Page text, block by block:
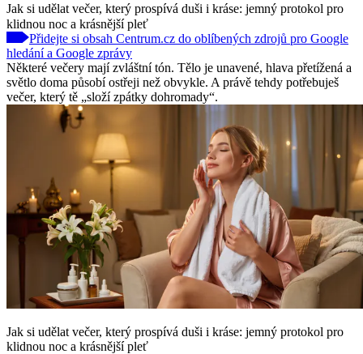
Jak si udělat večer, který prospívá duši i kráse: jemný protokol pro
klidnou noc a krásnější pleť
Přidejte si obsah Centrum.cz do oblíbených zdrojů pro Google
hledání a Google zprávy
Některé večery mají zvláštní tón. Tělo je unavené, hlava přetížená a
světlo doma působí ostřeji než obvykle. A právě tehdy potřebuješ
večer, který tě „složí zpátky dohromady“.
Jak si udělat večer, který prospívá duši i kráse: jemný protokol pro
klidnou noc a krásnější pleť